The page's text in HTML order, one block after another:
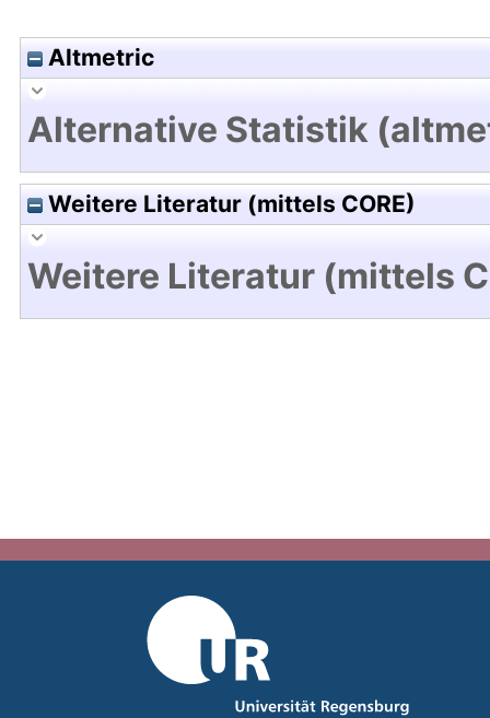
Altmetric
Alternative Statistik
Weitere Literatur (mittels CORE)
Weitere Literatur (mittels